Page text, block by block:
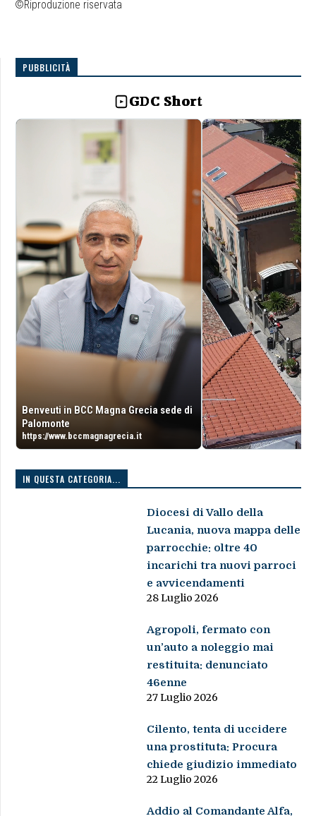
©Riproduzione riservata
PUBBLICITÀ
GDC Short
Benveuti in BCC Magna Grecia sede di
Palomonte
https://www.bccmagnagrecia.it
IN QUESTA CATEGORIA...
Diocesi di Vallo della
Lucania, nuova mappa delle
parrocchie: oltre 40
incarichi tra nuovi parroci
e avvicendamenti
28 Luglio 2026
Agropoli, fermato con
un’auto a noleggio mai
restituita: denunciato
46enne
27 Luglio 2026
Cilento, tenta di uccidere
una prostituta: Procura
chiede giudizio immediato
22 Luglio 2026
Addio al Comandante Alfa,